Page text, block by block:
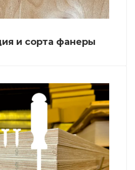
и сорта фанеры